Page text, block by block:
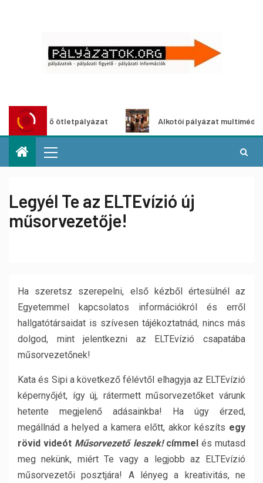
ötletpályázat Alkotói pályázat multimédia-
Legyél Te az ELTEvízió új
műsorvezetője!
Ha szeretsz szerepelni, első kézből értesülnél az
Egyetemmel kapcsolatos információkról és erről
hallgatótársaidat is szívesen tájékoztatnád, nincs más
dolgod, mint jelentkezni az ELTEvízió csapatába
műsorvezetőnek!
Kata és Sipi a következő félévtől elhagyja az ELTEvízió
képernyőjét, így új, rátermett műsorvezetőket várunk
hetente megjelenő adásainkba! Ha úgy érzed,
megállnád a helyed a kamera előtt, akkor készíts egy
rövid videót Műsorvezető leszek!címmel és mutasd
meg nekünk, miért Te vagy a legjobb az ELTEvízió
műsorvezetői posztjára! A lényeg a kreativitás, ne